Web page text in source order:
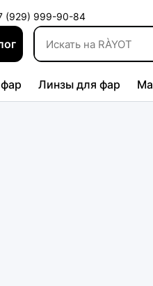
(929) 999-90-84
Линзы для фар